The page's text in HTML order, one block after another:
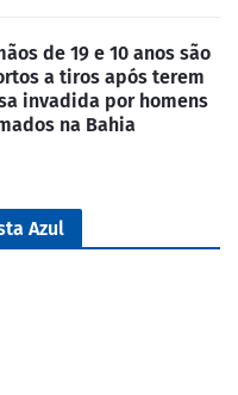
de 19 e 10 anos são
a tiros após terem
invadida por homens
na Bahia
Azul